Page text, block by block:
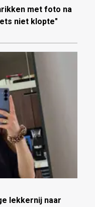
met foto na
niet klopte"
lekkernij naar